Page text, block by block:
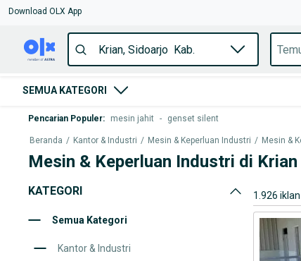
Download OLX App
SEMUA KATEGORI
Pencarian Populer: mesin jahit - genset silent
Beranda / Kantor & Industri / Mesin & Keperluan Industri / Mesin &
Mesin & Keperluan Industri di Krian
KATEGORI
Semua Kategori
Kantor & Industri
1.926